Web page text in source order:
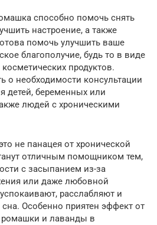
способно помочь снять
настроение, а также
помочь улучшить ваше
благополучие, будь то в виде
продуктов.
о необходимости консультации
детей, беременных или
людей с хроническими
не панацея от хронической
отличным помощником тем,
с засыпанием из-за
или даже любовной
расслабляют и
Особенно приятен эффект от
и лаванды в